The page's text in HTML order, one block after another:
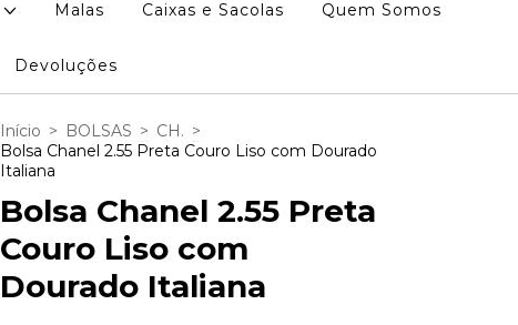
Malas Caixas e Sacolas Quem Somos
Devoluções
Início > BOLSAS > CH. >
Bolsa Chanel 2.55 Preta Couro Liso com Dourado
Italiana
Bolsa Chanel 2.55 Preta
Couro Liso com
Dourado Italiana